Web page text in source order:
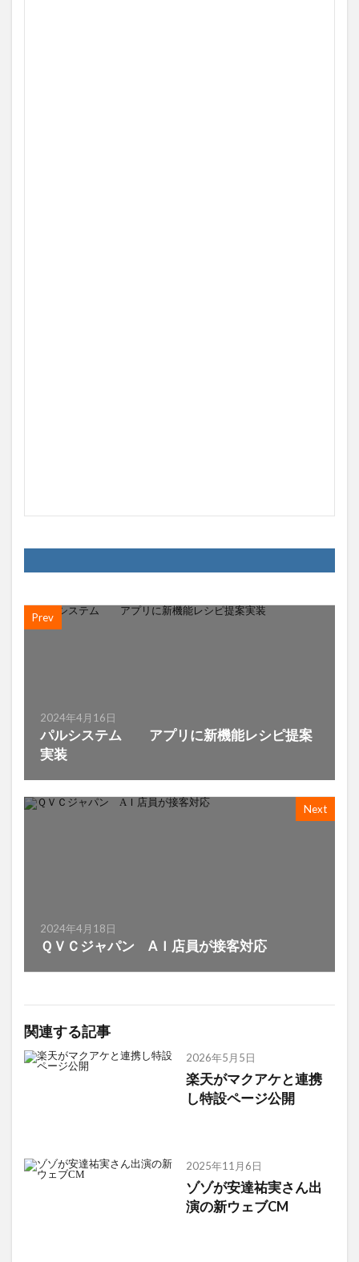
Prev
2024年4月16日
パルシステム アプリに新機能レシピ提案
実装
Next
2024年4月18日
ＱＶＣジャパン AＩ店員が接客対応
関連する記事
2026年5月5日
楽天がマクアケと連携
し特設ページ公開
2025年11月6日
ゾゾが安達祐実さん出
演の新ウェブCM